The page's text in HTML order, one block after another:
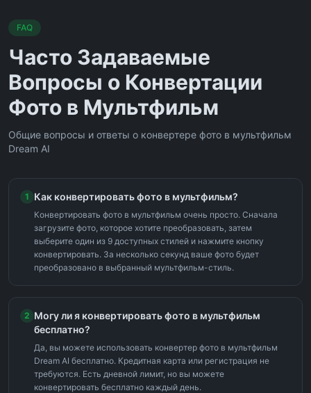
FAQ
Часто Задаваемые
Вопросы о Конвертации
Фото в Мультфильм
Общие вопросы и ответы о конвертере фото в мультфильм
Dream AI
1 Как конвертировать фото в мультфильм?
Конвертировать фото в мультфильм очень просто. Сначала
загрузите фото, которое хотите преобразовать, затем
выберите один из 9 доступных стилей и нажмите кнопку
конвертировать. За несколько секунд ваше фото будет
преобразовано в выбранный мультфильм-стиль.
2 Могу ли я конвертировать фото в мультфильм
бесплатно?
Да, вы можете использовать конвертер фото в мультфильм
Dream AI бесплатно. Кредитная карта или регистрация не
требуются. Есть дневной лимит, но вы можете
конвертировать бесплатно каждый день.